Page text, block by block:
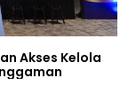
Akses Kelola